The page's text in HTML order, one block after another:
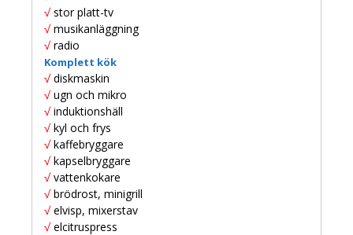
√ stor platt-tv
√ musikanläggning
√ radio
Komplett kök
√ diskmaskin
√ ugn och mikro
√ induktionshäll
√ kyl och frys
√ kaffebryggare
√ kapselbryggare
√ vattenkokare
√ brödrost, minigrill
√ elvisp, mixerstav
√ elcitruspress